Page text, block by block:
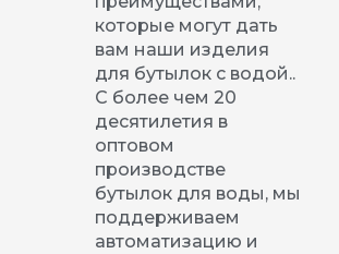
которые могут дать
вам наши изделия
для бутылок с водой..
С более чем 20
десятилетия в
оптовом
производстве
бутылок для воды, мы
поддерживаем
автоматизацию и